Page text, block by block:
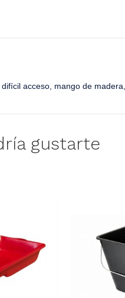
acceso, mango de
gustarte